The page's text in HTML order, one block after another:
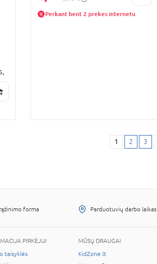
Perkant bent 2 prekes internetu
1 2 3
forma Parduotuvių darbo laikas
PIRKĖJUI
taisyklės
MŪSŲ DRAUGAI
KidZone.lt